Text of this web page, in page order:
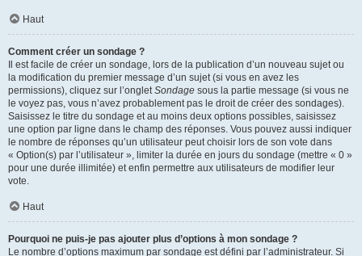
Haut
Comment créer un sondage ?
Il est facile de créer un sondage, lors de la publication d’un nouveau sujet ou
la modification du premier message d’un sujet (si vous en avez les
permissions), cliquez sur l’ongletSondage sous la partie message (si vous ne
le voyez pas, vous n’avez probablement pas le droit de créer des sondages).
Saisissez le titre du sondage et au moins deux options possibles, saisissez
une option par ligne dans le champ des réponses. Vous pouvez aussi indiquer
le nombre de réponses qu’un utilisateur peut choisir lors de son vote dans
« Option(s) par l’utilisateur », limiter la durée en jours du sondage (mettre « 0 »
pour une durée illimitée) et enfin permettre aux utilisateurs de modifier leur
vote.
Haut
Pourquoi ne puis-je pas ajouter plus d’options à mon sondage ?
Le nombre d’options maximum par sondage est défini par l’administrateur. Si